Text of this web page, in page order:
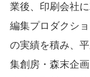
業後、印刷会社
編集プロダクシ
の実績を積み、
集創房・森末企